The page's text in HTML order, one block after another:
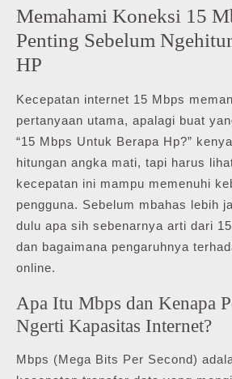
Memahami Koneksi 15
Penting Sebelum
HP
Kecepatan internet 15 Mbps
pertanyaan utama, apalagi buat
“15 Mbps Untuk Berapa Hp?”
hitungan angka mati, tapi harus
kecepatan ini mampu memenuhi
pengguna. Sebelum mbahas lebih
dulu apa sih sebenarnya arti dari
dan bagaimana pengaruhnya
online.
Apa Itu Mbps dan Kenapa
Ngerti Kapasitas Internet?
Mbps (Mega Bits Per Second)